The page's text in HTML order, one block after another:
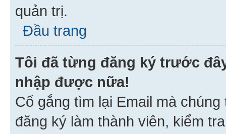
quản trị.
Đầu trang
Tôi đã từng đăng ký trước
nhập được nữa!
Cố gắng tìm lại Email mà
đăng ký làm thành viên, kiểm